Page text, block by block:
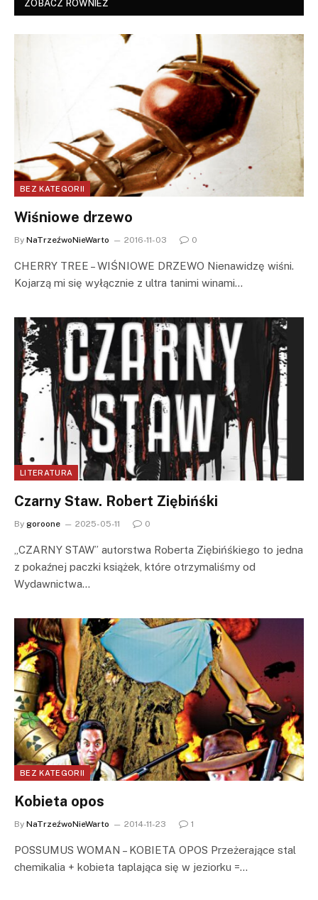
ZOBACZ RÓWNIEŻ
BEZ KATEGORII
Wiśniowe drzewo
By NaTrzeźwoNieWarto 2016-11-03 0
CHERRY TREE – WIŚNIOWE DRZEWO Nienawidzę wiśni.
Kojarzą mi się wyłącznie z ultra tanimi winami…
LITERATURA
Czarny Staw. Robert Ziębińśki
By goroone 2025-05-11 0
„CZARNY STAW” autorstwa Roberta Ziębińśkiego to jedna
z pokaźnej paczki książek, które otrzymaliśmy od
Wydawnictwa…
BEZ KATEGORII
Kobieta opos
By NaTrzeźwoNieWarto 2014-11-23 1
POSSUMUS WOMAN – KOBIETA OPOS Przeżerające stal
chemikalia + kobieta taplająca się w jeziorku =…